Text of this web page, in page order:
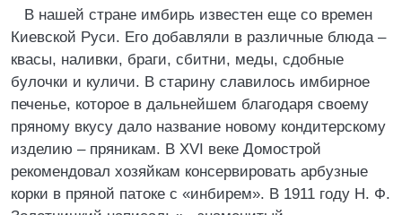
В нашей стране имбирь известен еще со времен
Киевской Руси. Его добавляли в различные блюда –
квасы, наливки, браги, сбитни, меды, сдобные
булочки и куличи. В старину славилось имбирное
печенье, которое в дальнейшем благодаря своему
пряному вкусу дало название новому кондитерскому
изделию – пряникам. В XVI веке Домострой
рекомендовал хозяйкам консервировать арбузные
корки в пряной патоке с «инбирем». В 1911 году Н. Ф.